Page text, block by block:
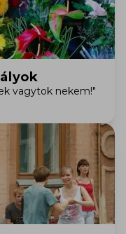
vagytok nekem!"